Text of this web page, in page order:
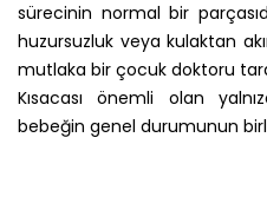
sürecinin normal bir
huzursuzluk veya kulaktan
mutlaka bir çocuk doktoru
Kısacası önemli olan
bebeğin genel durumunun